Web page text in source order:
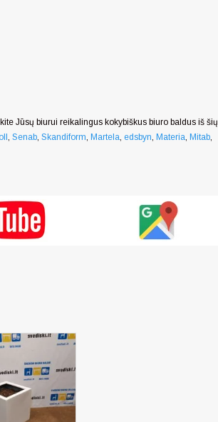
Jūsų biurui reikalingus kokybiškus biuro baldus iš šių
, Senab, Skandiform, Martela, edsbyn, Materia, Mitab,